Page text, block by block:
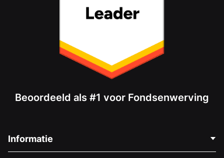
Beoordeeld als #1 voor Fondsenwerving
Informatie